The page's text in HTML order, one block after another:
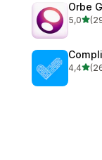
Orbe
5,0de 5
290
4,4de 5
265